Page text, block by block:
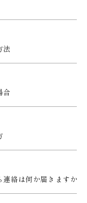
法
合
絡は何か届きますか？